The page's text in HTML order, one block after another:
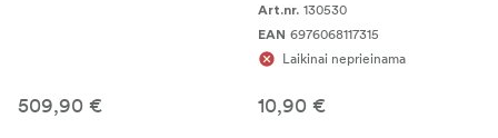
509,90 €
Art.nr. 130530
EAN 6976068117315
Laikinai neprieinama
10,90 €